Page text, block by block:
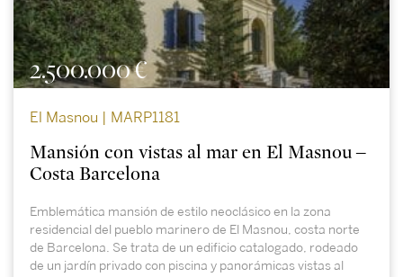
2.500.000 €
El Masnou | MARP1181
Mansión con vistas al mar en El Masnou –
Costa Barcelona
Emblemática mansión de estilo neoclásico en la zona
residencial del pueblo marinero de El Masnou, costa norte
de Barcelona. Se trata de un edificio catalogado, rodeado
de un jardín privado con piscina y panorámicas vistas al